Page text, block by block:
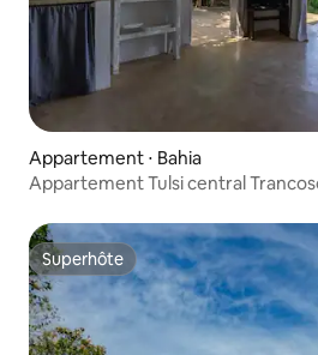
Appartement ⋅ Bahia
Appartement Tulsi central
Superhôte
Superhôte